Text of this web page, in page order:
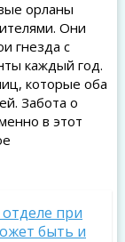
орланы
Они
гнезда с
каждый год.
которые оба
Забота о
в этот
при
быть и